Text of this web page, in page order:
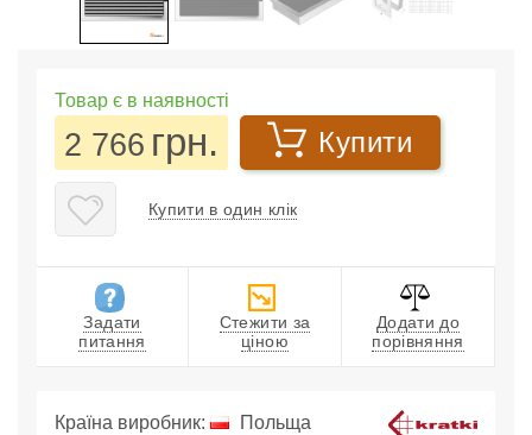
Товар є в наявності
2 766 грн. Купити
Купити в один клік
Задати
питання
Стежити за
ціною
Додати до
порівняння
Країна виробник:
Польща